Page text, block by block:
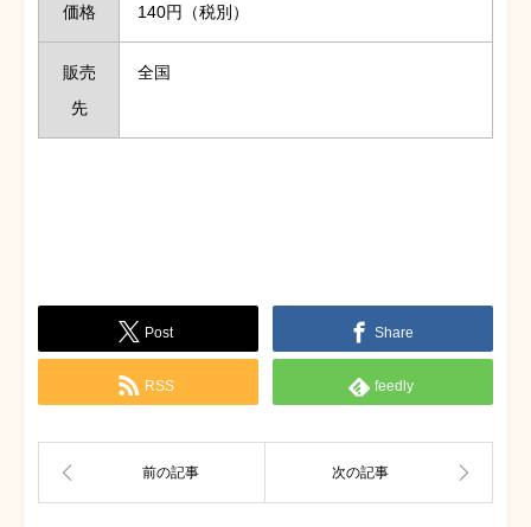
価格 140円（税別）
販売
先
全国
Post Share
RSS feedly